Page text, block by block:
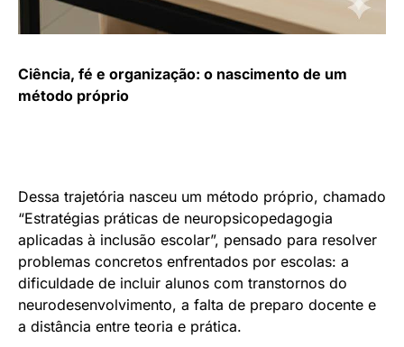
Ciência, fé e organização: o nascimento de um
método próprio
Dessa trajetória nasceu um método próprio, chamado
“Estratégias práticas de neuropsicopedagogia
aplicadas à inclusão escolar”, pensado para resolver
problemas concretos enfrentados por escolas: a
dificuldade de incluir alunos com transtornos do
neurodesenvolvimento, a falta de preparo docente e
a distância entre teoria e prática.